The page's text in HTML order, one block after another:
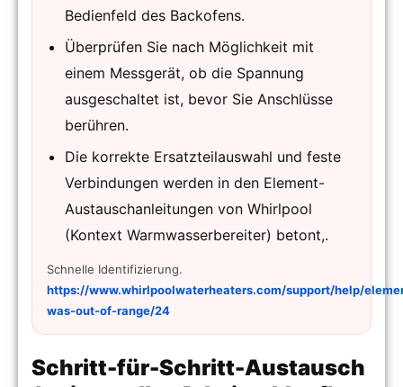
Bedienfeld des Backofens.
Überprüfen Sie nach Möglichkeit mit
einem Messgerät, ob die Spannung
ausgeschaltet ist, bevor Sie Anschlüsse
berühren.
Die korrekte Ersatzteilauswahl und feste
Verbindungen werden in den Element-
Austauschanleitungen von Whirlpool
(Kontext Warmwasserbereiter) betont,.
Schnelle Identifizierung.
https://www.whirlpoolwaterheaters.com/support/help/
was-out-of-range/24
Schritt-für-Schritt-Austausch